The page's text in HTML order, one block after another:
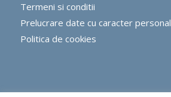
Termeni si conditii
Prelucrare date cu caracter personal
Politica de cookies